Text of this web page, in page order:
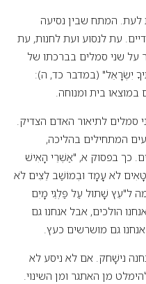
לעת. המתח שבין נסיעה
עת לנסוע ועת לחנות, עת
על שני סמלים בברכתו של
יִשְׂרָאֵל" (במדבר כד, ה):
בית ומנוחה.
סמלים לתיאור האדם הצדיק.
המתחילים בהליכה,
כך בפסוק א, "אַשְׁרֵי הָאִישׁ
לֹא עָמָד וּבְמוֹשַׁב לֵצִים לֹא
ל"עֵץ שָׁתוּל עַל פַּלְגֵי מָיִם
הולכים, אבל אנחנו גם
גם מושרשים כעץ.
נישָׁחק. אם לא ניסע לא
מן האתגר ומן השינוי.